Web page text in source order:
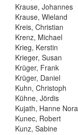
Krause, Johannes
Krause, Wieland
Kreis, Christian
Krenz, Michael
Krieg, Kerstin
Krieger, Susan
Krüger, Frank
Krüger, Daniel
Kuhn, Christoph
Kühne, Jördis
Kujath, Hanne Nora
Kunec, Robert
Kunz, Sabine